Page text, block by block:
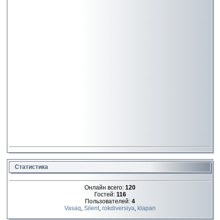
Статистика
Онлайн всего: 120
Гостей: 116
Пользователей: 4
Vasaq, Silent, rokdiversiya, klapan